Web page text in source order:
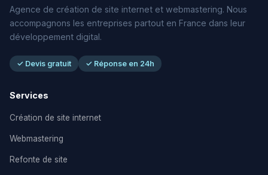
Agence de création de site internet et webmastering. Nous
accompagnons les entreprises partout en France dans leur
développement digital.
✓ Devis gratuit ✓ Réponse en 24h
Services
Création de site internet
Webmastering
Refonte de site